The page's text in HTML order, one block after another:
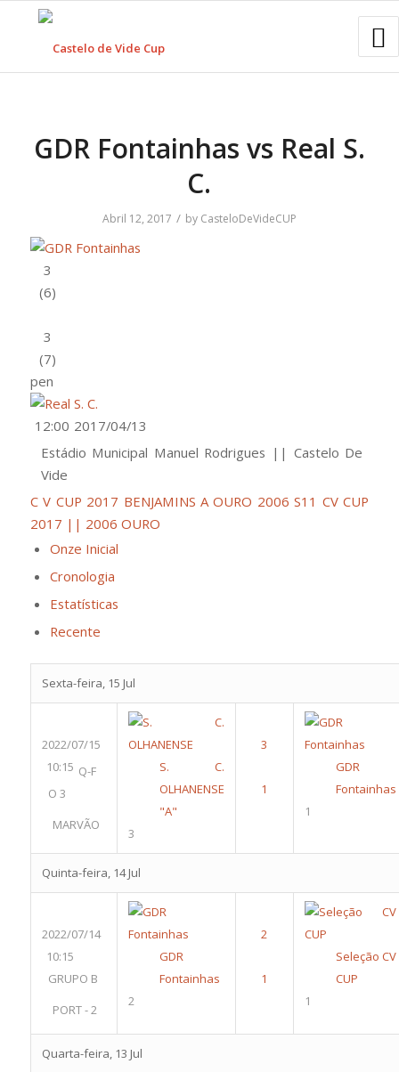
GDR Fontainhas vs Real S.
C.
Abril 12, 2017 / by CasteloDeVideCUP
pen
2017/04/13
12:00
Estádio Municipal Manuel Rodrigues || Castelo De
Vide
C V CUP 2017 BENJAMINS A OURO 2006 S11 CV CUP
2017 || 2006 OURO
Onze Inicial
Cronologia
Estatísticas
Recente
Sexta-feira, 15 Jul
2022/07/15
10:15 Q-F
O 3
MARVÃO
S. C.
OLHANENSE
"A"
3
GDR
Fontainhas
1
Quinta-feira, 14 Jul
2022/07/14
10:15
GRUPO B
PORT - 2
GDR
Fontainhas
2
Seleção CV
CUP
1
Quarta-feira, 13 Jul